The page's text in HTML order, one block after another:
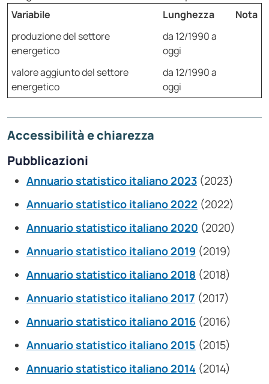
Variabile Lunghezza
Nota
produzione del settore
energetico
da 12/1990 a
oggi
valore aggiunto del settore
energetico
da 12/1990 a
oggi
Accessibilità e chiarezza
Pubblicazioni
Annuario statistico italiano 2023 (2023)
Annuario statistico italiano 2022 (2022)
Annuario statistico italiano 2020 (2020)
Annuario statistico italiano 2019 (2019)
Annuario statistico italiano 2018 (2018)
Annuario statistico italiano 2017 (2017)
Annuario statistico italiano 2016 (2016)
Annuario statistico italiano 2015 (2015)
Annuario statistico italiano 2014 (2014)